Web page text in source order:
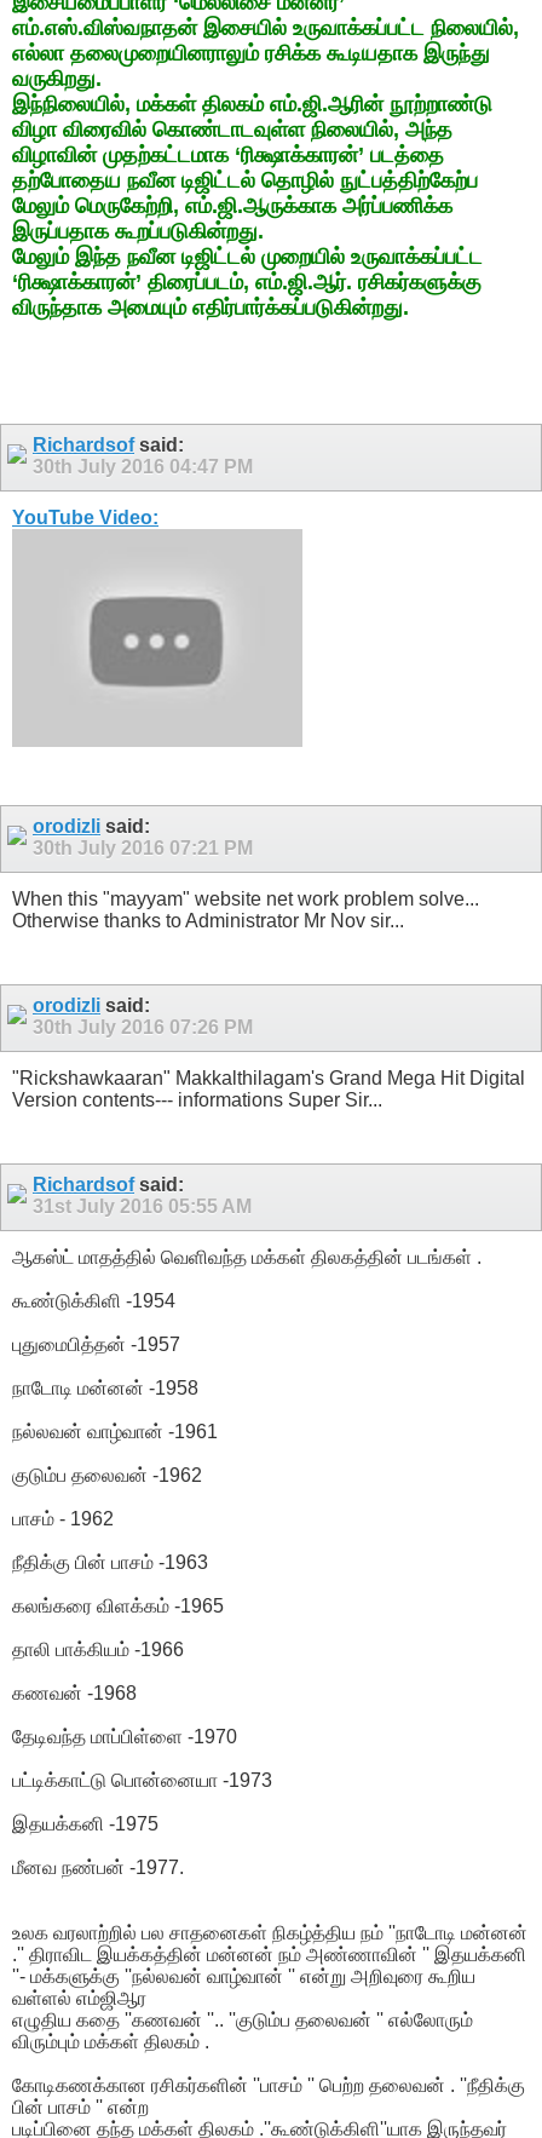
எம்.எஸ்.விஸ்வநாதன் இசையில் உருவாக்கப்பட்ட நிலையில்,
எல்லா தலைமுறையினராலும் ரசிக்க கூடியதாக இருந்து
வருகிறது.
இந்நிலையில், மக்கள் திலகம் எம்.ஜி.ஆரின் நூற்றாண்டு
விழா விரைவில் கொண்டாடவுள்ள நிலையில், அந்த
விழாவின் முதற்கட்டமாக ‘ரிக்ஷாக்காரன்’ படத்தை
தற்போதைய நவீன டிஜிட்டல் தொழில் நுட்பத்திற்கேற்ப
மேலும் மெருகேற்றி, எம்.ஜி.ஆருக்காக அர்ப்பணிக்க
இருப்பதாக கூறப்படுகின்றது.
மேலும் இந்த நவீன டிஜிட்டல் முறையில் உருவாக்கப்பட்ட
‘ரிக்ஷாக்காரன்’ திரைப்படம், எம்.ஜி.ஆர். ரசிகர்களுக்கு
விருந்தாக அமையும் எதிர்பார்க்கப்படுகின்றது.
Richardsofsaid:
30th July 2016 04:47 PM
YouTube Video:
orodizli said:
30th July 2016 07:21 PM
When this "mayyam" website net work problem solve...
Otherwise thanks to Administrator Mr Nov sir...
orodizli said:
30th July 2016 07:26 PM
"Rickshawkaaran" Makkalthilagam's Grand Mega Hit Digital
Version contents--- informations Super Sir...
Richardsofsaid:
31st July 2016 05:55 AM
ஆகஸ்ட் மாதத்தில் வெளிவந்த மக்கள் திலகத்தின் படங்கள் .
கூண்டுக்கிளி -1954
புதுமைபித்தன் -1957
நாடோடி மன்னன் -1958
நல்லவன் வாழ்வான் -1961
குடும்ப தலைவன் -1962
பாசம் - 1962
நீதிக்கு பின் பாசம் -1963
கலங்கரை விளக்கம் -1965
தாலி பாக்கியம் -1966
கணவன் -1968
தேடிவந்த மாப்பிள்ளை -1970
பட்டிக்காட்டு பொன்னையா -1973
இதயக்கனி -1975
மீனவ நண்பன் -1977.
உலக வரலாற்றில் பல சாதனைகள் நிகழ்த்திய நம் ''நாடோடி மன்னன்
.'' திராவிட இயக்கத்தின் மன்னன் நம் அண்ணாவின் '' இதயக்கனி
''- மக்களுக்கு ''நல்லவன் வாழ்வான் '' என்று அறிவுரை கூறிய
வள்ளல் எம்ஜிஆர
எழுதிய கதை ''கணவன் ''.. ''குடும்ப தலைவன் '' எல்லோரும்
விரும்பும் மக்கள் திலகம் .
கோடிகணக்கான ரசிகர்களின் ''பாசம் '' பெற்ற தலைவன் . ''நீதிக்கு
பின் பாசம் '' என்ற
படிப்பினை தந்த மக்கள் திலகம் .''கூண்டுக்கிளி''யாக இருந்தவர்